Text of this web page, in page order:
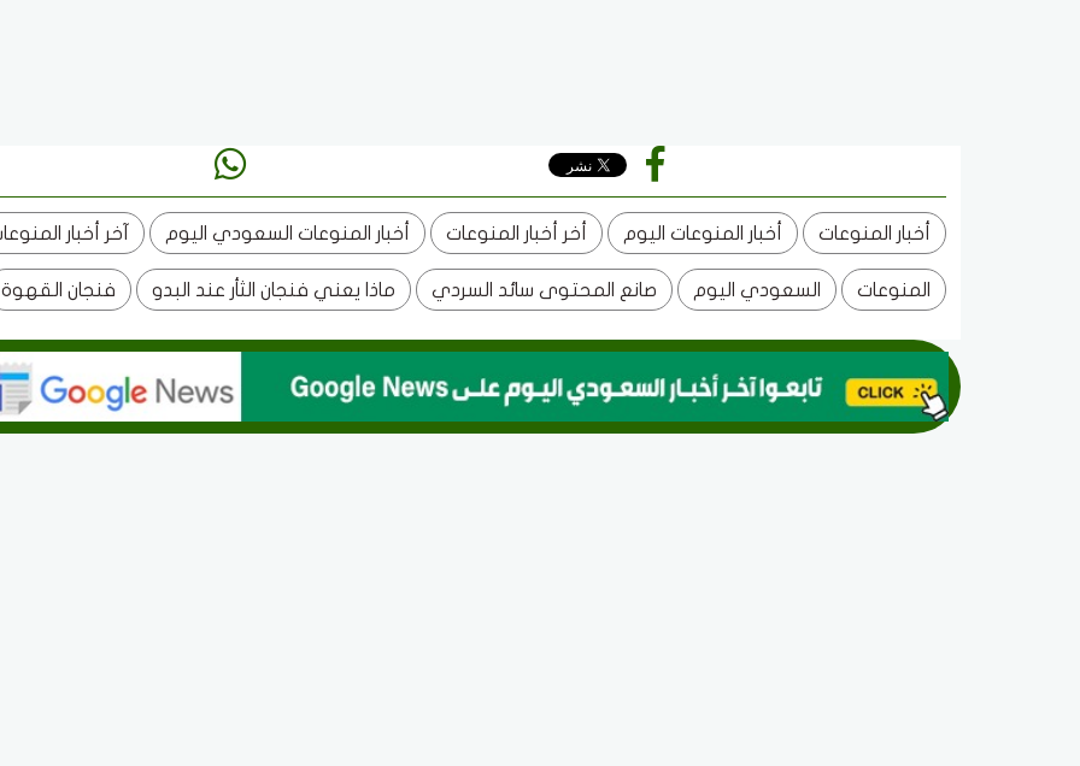
أخبار المنوعات أخبار المنوعات اليوم أخر أخبار المنوعات أخبار المنوعات السعودي اليوم آخر أخبار
المنوعات السعودي اليوم صانع المحتوى سائد السردي ماذا يعني فنجان الثأر عند البدو فنجان القهوة